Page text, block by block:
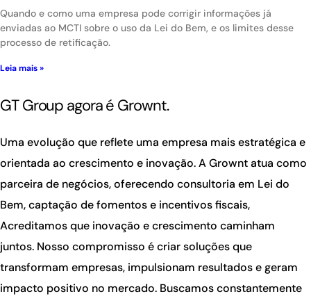
Quando e como uma empresa pode corrigir informações já
enviadas ao MCTI sobre o uso da Lei do Bem, e os limites desse
processo de retificação.
Leia mais »
GT Group agora é Grownt.
Uma evolução que reflete uma empresa mais estratégica e
orientada ao crescimento e inovação. A Grownt atua como
parceira de negócios, oferecendo consultoria em Lei do
Bem, captação de fomentos e incentivos fiscais,
Acreditamos que inovação e crescimento caminham
juntos. Nosso compromisso é criar soluções que
transformam empresas, impulsionam resultados e geram
impacto positivo no mercado. Buscamos constantemente